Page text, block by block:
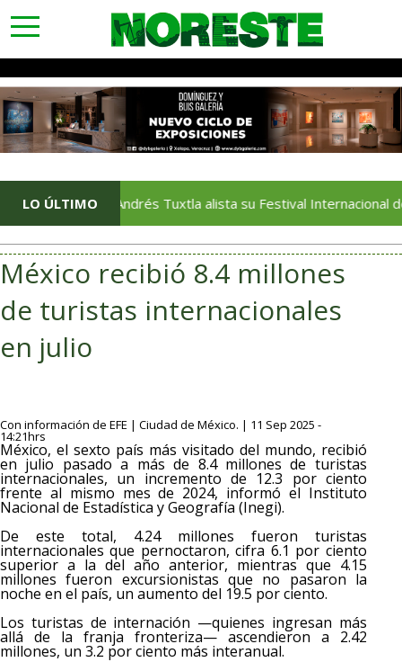
toggle
navigation
LO ÚLTIMO
San Andrés Tuxtla alista su Festival Internacional de Globos
México recibió 8.4 millones
de turistas internacionales
en julio
Con información de EFE | Ciudad de México. | 11 Sep 2025 -
14:21hrs
México, el sexto país más visitado del mundo, recibió
en julio pasado a más de 8.4 millones de turistas
internacionales, un incremento de 12.3 por ciento
frente al mismo mes de 2024, informó el Instituto
Nacional de Estadística y Geografía (Inegi).
De este total, 4.24 millones fueron turistas
internacionales que pernoctaron, cifra 6.1 por ciento
superior a la del año anterior, mientras que 4.15
millones fueron excursionistas que no pasaron la
noche en el país, un aumento del 19.5 por ciento.
Los turistas de internación —quienes ingresan más
allá de la franja fronteriza— ascendieron a 2.42
millones, un 3.2 por ciento más interanual.